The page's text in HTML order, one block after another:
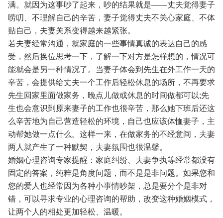
满。就因为这事吵了起来，吵的结果就是——丈夫觉得妻子
唠叨、不理解自己的辛苦，妻子觉得丈夫不关心家庭、不体
贴自己，夫妻关系变得越来越紧张。
若夫妻经常沟通，就家庭的一些事情真诚的表达自己的感
受，然后换位思考一下，了解一下对方是怎样想的，情况可
能就会是另一种情况了。当妻子体会到先生在外工作一天的
辛苦，会提供给丈夫一个工作后轻松休息的场所，不再要求
先生回家里面做家务，晚点儿做或休息的时间做都可以;先
生也会意识到原来妻子的工作也很辛苦，那么她下班后还这
么辛苦地为自己营造轻松的环境，自己也应该体恤妻子，主
动帮她做一点什么。这样一来，在做家务的不经意间，夫妻
两人就产生了一种默契，夫妻氛围也很温馨。
婚姻心理咨询专家提醒：家庭纠纷、夫妻争执等经常都没有
固定的答案，纯粹是角度问题，而不是是非问题。如果您和
您的爱人也经常因为各种小事情吵架，总是要分个是非对
错，可以寻求专业的心理咨询的帮助，改变这种婚姻模式，
让两个人的相处更加轻松、温暖。